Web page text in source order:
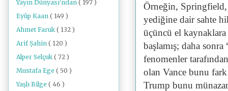
Örneğin,
yediğine dair sahte
üçüncü el
başlamış; daha
fenomenler
olan Vance bunu
Trump bunu
Yayın Dünyası'ndan ( 197 )
Eyüp Kaan ( 149 )
Ahmet Faruk ( 132 )
Arif Şahin ( 120 )
Alper Selçuk ( 72 )
Mustafa Ege ( 50 )
Yaşlı Bilge ( 46 )